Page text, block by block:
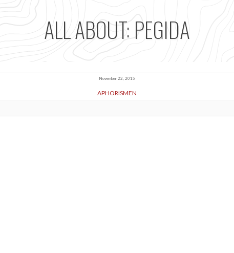
ALL ABOUT: PEGIDA
November 22, 2015
APHORISMEN